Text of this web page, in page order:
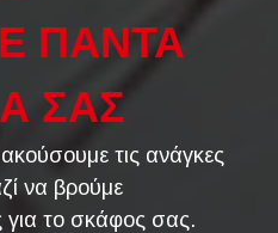
ΠΑΝΤΑ
ΣΑΣ
τις ανάγκες
να βρούμε
για το σκάφος σας.